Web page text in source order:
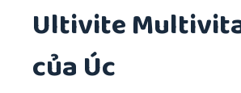
Ultivite
của Úc